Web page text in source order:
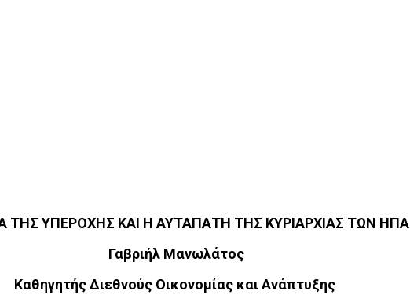
ΤΗΣ ΥΠΕΡΟΧΗΣ ΚΑΙ Η ΑΥΤΑΠΑΤΗ ΤΗΣ ΚΥΡΙΑΡΧΙΑΣ ΤΩΝ ΗΠΑ
Γαβριήλ Μανωλάτος
Καθηγητής Διεθνούς Οικονομίας και Ανάπτυξης